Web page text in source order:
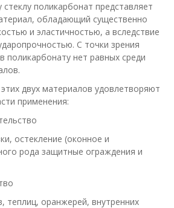
поликарбонат представляет
обладающий существенно
и эластичностью, а вследствие
С точки зрения
поликарбонату нет равных среди
двух материалов удовлетворяют
применения:
остекление (оконное и
рода защитные ограждения и
теплиц, оранжерей, внутренних